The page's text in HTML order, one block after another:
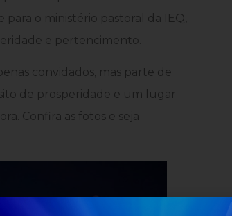
o ministério pastoral da IEQ,
e pertencimento.
convidados, mas parte de
de prosperidade e um lugar
Confira as fotos e seja